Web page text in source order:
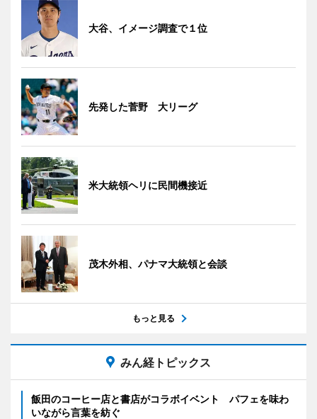
大谷、イメージ調査で１位
先発した菅野 大リーグ
米大統領ヘリに民間機接近
茂木外相、パナマ大統領と会談
もっと見る
みん経トピックス
飯田のコーヒー店と書店がコラボイベント パフェを味わ
いながら言葉を紡ぐ